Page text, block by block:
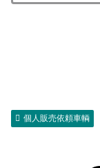
個人販売依頼車輌